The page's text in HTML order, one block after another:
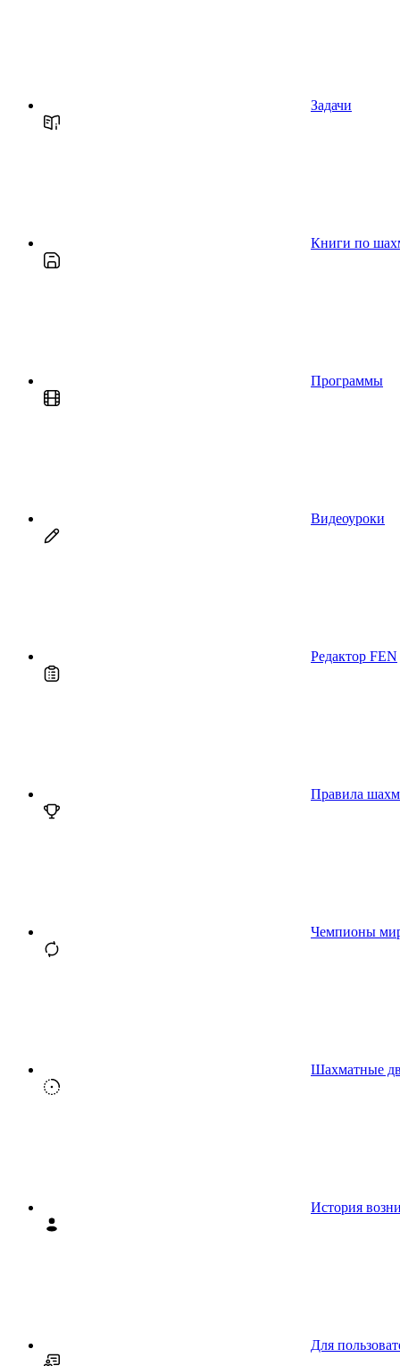
Задачи
Книги по
Программы
Видеоуроки
Редактор FEN
Правила
Чемпионы
Шахматные
История
Для